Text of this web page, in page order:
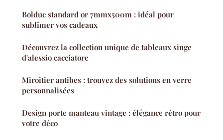
Bolduc standard or 7mmx500m : idéal pour
sublimer vos cadeaux
Découvrez la collection unique de tableaux singe
d'alessio cacciatore
Miroitier antibes : trouvez des solutions en verre
personnalisées
Design porte manteau vintage : élégance rétro pour
votre déco